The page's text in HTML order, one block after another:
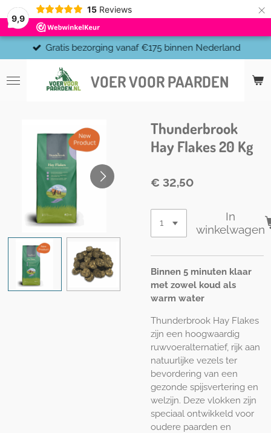
9,9
15 Reviews ×
VOER VOOR PAARDEN
Gratis bezorging vanaf €175 binnen Nederland
Thunderbrook
Hay Flakes 20 Kg
€ 32,50
In
winkelwagen
Binnen 5 minuten klaar
met zowel koud als
warm water
Thunderbrook Hay Flakes
zijn een hoogwaardig
ruwvoeralternatief, rijk aan
natuurlijke vezels ter
bevordering van een
gezonde spijsvertering en
welzijn. Deze vlokken zijn
speciaal ontwikkeld voor
oudere paarden en